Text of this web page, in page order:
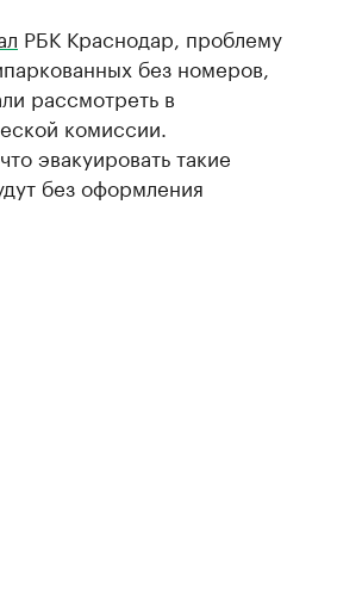
РБК Краснодар, проблему
без номеров,
рассмотреть в
комиссии.
эвакуировать такие
без оформления